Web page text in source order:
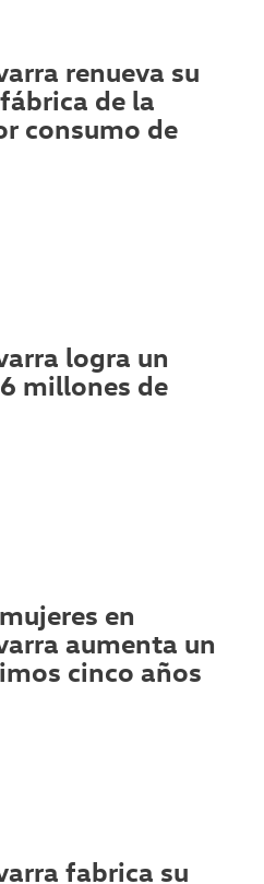
renueva su
de la
consumo de
logra un
millones de
en
aumenta un
cinco años
fabrica su